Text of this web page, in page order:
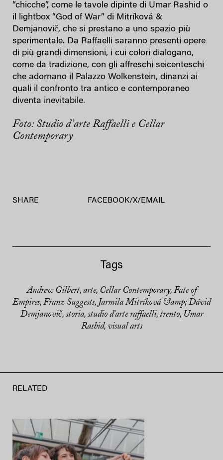
“chicche”, come le tavole dipinte di Umar Rashid o
il lightbox “God of War” di Mitríková &
Demjanovič, che si prestano a uno spazio più
sperimentale. Da Raffaelli saranno presenti opere
di più grandi dimensioni, i cui colori dialogano,
come da tradizione, con gli affreschi seicenteschi
che adornano il Palazzo Wolkenstein, dinanzi ai
quali il confronto tra antico e contemporaneo
diventa inevitabile.
Foto: Studio d’arte Raffaelli e Cellar
Contemporary
SHARE FACEBOOK/X/ EMAIL
Tags
Andrew Gilbert, arte, Cellar Contemporary, Fate of
Empires, Franz Suggests, Jarmila Mitríková &amp; Dávid
Demjanovič, storia, studio d'arte raffaelli, trento, Umar
Rashid, visual arts
RELATED